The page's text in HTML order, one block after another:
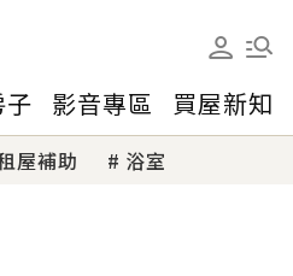
子 影音專區 買屋新知
屋補助 浴室